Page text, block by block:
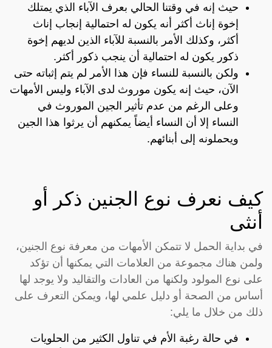
حيث إنه في وقتنا الحالي بعرف الآباء الذي يمتلك
إخوة إناث أكثر أنه يكون له احتمالية إنجاب إناث
أكثر، وكذلك الأمر بالنسبة للآباء الذين لديهم إخوة
ذكور يكون له احتمالية أن ينجب ذكور أكثر.
ولكن بالنسبة للنساء فإن هذا الأمر لم يتم إثباته حتى
الآن، حيث إنه يكون موروث لدى الآباء وليس الأمهات
وعلى الرغم من عدم تأثير الجين الموروث في
النساء إلا أن النساء أيضاً يمكنهم أن يرثوا هذا الجين
ويحملونه إلى أبنائهم.
كيف نعرف نوع الجنين ذكر أو
أنثى
في بداية الحمل لا تتمكن الأمهات من معرفة نوع الجنين،
ولمن هناك مجموعة من العلامات التي يمكنها أن تؤكد
على نوع المولود ولكنها من العادات والتقاليد ولا يوجد لها
أساس من الصحة أو دليل علمي لها، ويمكن التعرف على
ذلك من خلال ما يلي:
في حالة رغبة الأم في تناول الكثير من الحلويات